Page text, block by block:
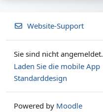
Website-Support
Sie sind nicht angemeldet.
Laden Sie die mobile App
Standarddesign
Powered by Moodle